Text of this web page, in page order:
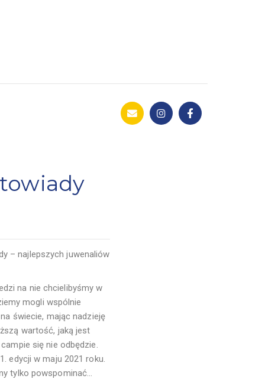
– najlepszych juwenaliów
na nie chcielibyśmy w
mogli wspólnie
świecie, mając nadzieję
wartość, jaką jest
się nie odbędzie.
edycji w maju 2021 roku.
tylko powspominać…